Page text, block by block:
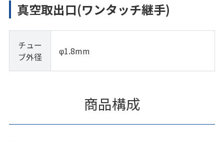
真空取出口(ワンタッチ継手)
チュー
ブ外径
φ1.8mm
商品構成